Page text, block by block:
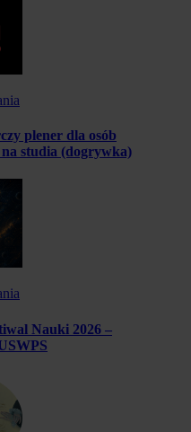
plener dla osób
studia (dogrywka)
Nauki 2026 –